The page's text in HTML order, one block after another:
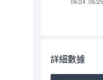
詳細數據